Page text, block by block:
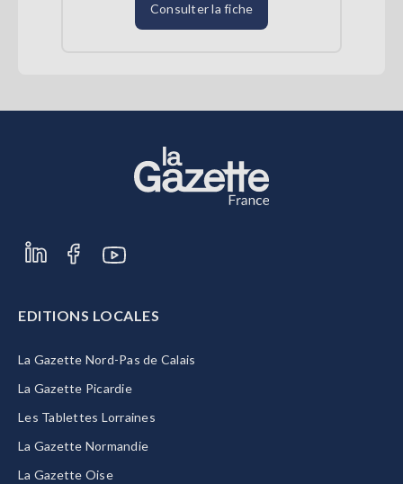
Consulter la fiche
EDITIONS LOCALES
La Gazette Nord-Pas de Calais
La Gazette Picardie
Les Tablettes Lorraines
La Gazette Normandie
La Gazette Oise